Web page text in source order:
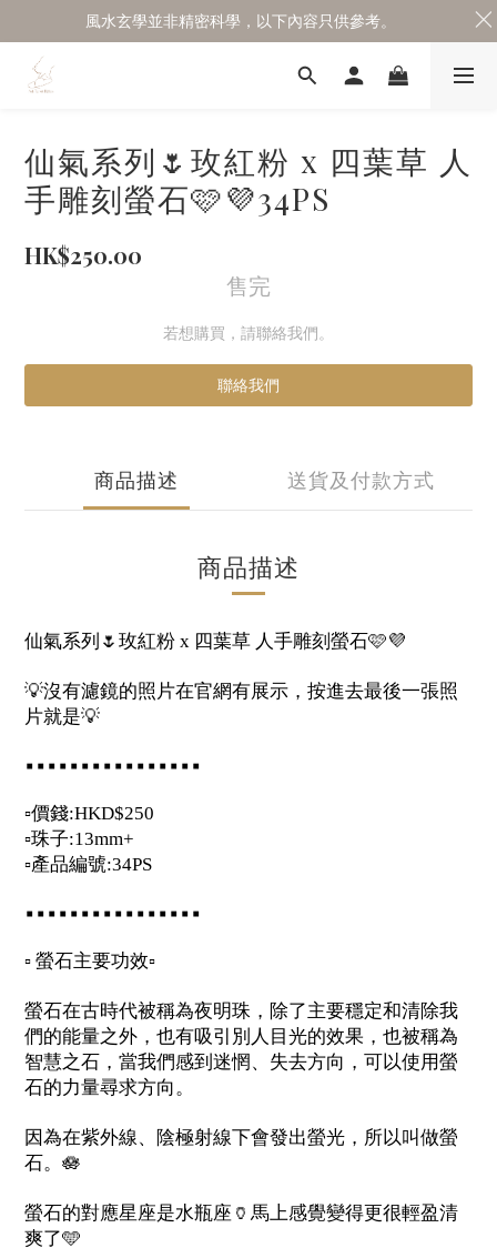
仙氣系列🌷玫紅粉 x 四葉草 人
手雕刻螢石🩷💜34PS
HK$250.00
售完
若想購買，請聯絡我們。
聯絡我們
商品描述 送貨及付款方式
商品描述
仙氣系列 🌷 玫紅粉 x 四葉草 人手雕刻螢石🩷💜
💡沒有濾鏡的照片在官網有展示，按進去最後一張照
片就是💡
▪️▪️▪️▪️▪️▪️▪️▪️▪️▪️▪️▪️▪️▪️▪️▪️
▫️價錢:HKD$250
▫珠子:13mm+
▫️產品編號:34PS
▪️▪️▪️▪️▪️▪️▪️▪️▪️▪️▪️▪️▪️▪️▪️▪️
▫️ 螢石主要功效▫️
螢石在古時代被稱為夜明珠，除了主要穩定和清除我
們的能量之外，也有吸引別人目光的效果，也被稱為
智慧之石，當我們感到迷惘、失去方向，可以使用螢
石的力量尋求方向。
因為在紫外線、陰極射線下會發出螢光，所以叫做螢
石。 🪷
螢石的對應星座是水瓶座 🏺 馬上感覺變得更很輕盈清
爽了🩵
風水玄學並非精密科學，以下內容只供參考。